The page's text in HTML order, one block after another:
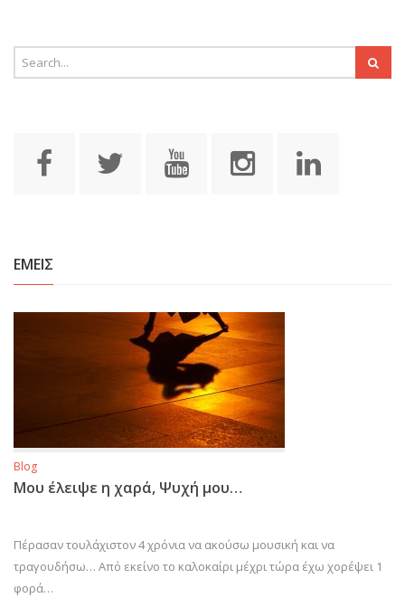
ΕΜΕΙΣ
Blog
Μου έλειψε η χαρά, Ψυχή μου…
Πέρασαν τουλάχιστον 4 χρόνια να ακούσω μουσική και να
τραγουδήσω… Από εκείνο το καλοκαίρι μέχρι τώρα έχω χορέψει 1
φορά…